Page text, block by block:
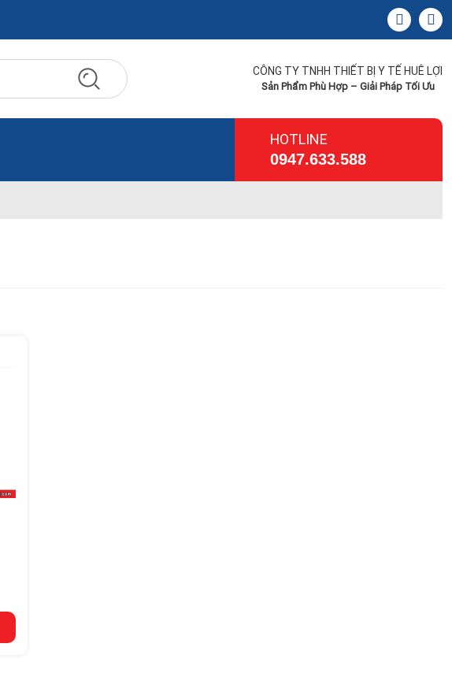
CÔNG TY TNHH THIẾT BỊ Y TẾ HUÊ LỢI
Sản Phẩm Phù Hợp – Giải Pháp Tối Ưu
HOTLINE
0947.633.588